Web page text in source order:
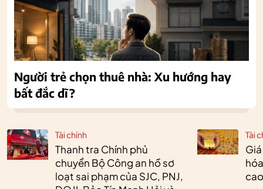
Tài chính
Thanh tra Chính phủ
chuyển Bộ Công an hồ sơ
loạt sai phạm của SJC, PNJ,
Tài
Người trẻ chọn thuê nhà: Xu hướng hay
bất đắc dĩ?